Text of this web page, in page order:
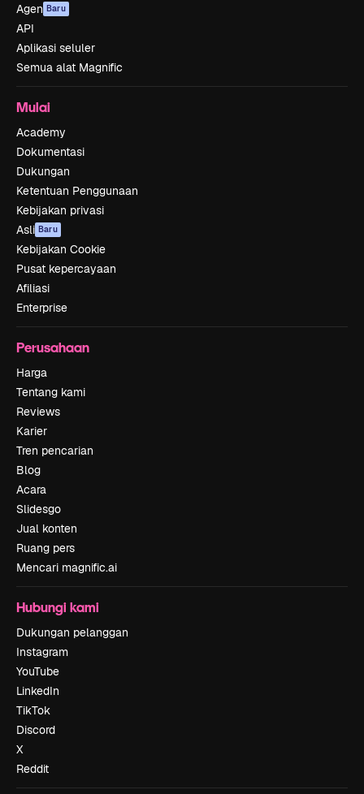
Agen Baru
API
Aplikasi seluler
Semua alat Magnific
Mulai
Academy
Dokumentasi
Dukungan
Ketentuan Penggunaan
Kebijakan privasi
Asli Baru
Kebijakan Cookie
Pusat kepercayaan
Afiliasi
Enterprise
Perusahaan
Harga
Tentang kami
Reviews
Karier
Tren pencarian
Blog
Acara
Slidesgo
Jual konten
Ruang pers
Mencari magnific.ai
Hubungi kami
Dukungan pelanggan
Instagram
YouTube
LinkedIn
TikTok
Discord
X
Reddit